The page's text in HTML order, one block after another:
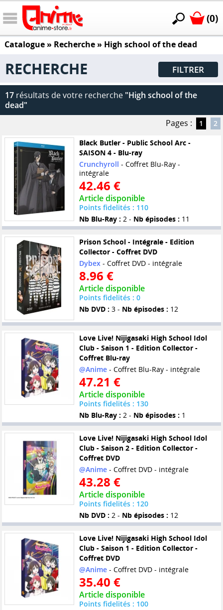
(0)
Catalogue» Recherche » High school of the dead
RECHERCHE FILTRER
17 résultats de votre recherche "High school of the
dead"
Pages :
1 2
Black Butler - Public School Arc -
SAISON 4 - Blu-ray
Crunchyroll - Coffret Blu-Ray -
intégrale
42.46 €
Article disponible
Points fidelités : 110
Nb Blu-Ray : 2 - Nb épisodes : 11
Prison School - Intégrale - Edition
Collector - Coffret DVD
Dybex- Coffret DVD - intégrale
8.96 €
Article disponible
Points fidelités : 0
Nb DVD : 3 - Nb épisodes : 12
Love Live! Nijigasaki High School Idol
Club - Saison 1 - Edition Collector -
Coffret Blu-ray
@Anime- Coffret Blu-Ray - intégrale
47.21 €
Article disponible
Points fidelités : 130
Nb Blu-Ray : 2 - Nb épisodes : 1
Love Live! Nijigasaki High School Idol
Club - Saison 2 - Edition Collector -
Coffret DVD
@Anime- Coffret DVD - intégrale
43.28 €
Article disponible
Points fidelités : 120
Nb DVD : 2 - Nb épisodes : 12
Love Live! Nijigasaki High School Idol
Club - Saison 1 - Edition Collector -
Coffret DVD
@Anime- Coffret DVD - intégrale
35.40 €
Article disponible
Points fidelités : 100